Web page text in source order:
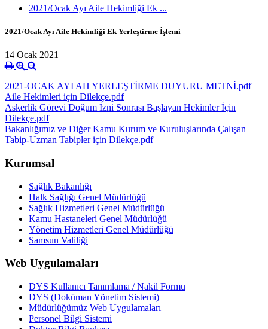
2021/Ocak Ayı Aile Hekimliği Ek ...
2021/Ocak Ayı Aile Hekimliği Ek Yerleştirme İşlemi
14 Ocak 2021
2021-OCAK AYI AH YERLEŞTİRME DUYURU METNİ.pdf
Aile Hekimleri için Dilekçe.pdf
Askerlik Görevi Doğum İzni Sonrası Başlayan Hekimler İçin
Dilekçe.pdf
Bakanlığımız ve Diğer Kamu Kurum ve Kuruluşlarında Çalışan
Tabip-Uzman Tabipler için Dilekçe.pdf
Kurumsal
Sağlık Bakanlığı
Halk Sağlığı Genel Müdürlüğü
Sağlık Hizmetleri Genel Müdürlüğü
Kamu Hastaneleri Genel Müdürlüğü
Yönetim Hizmetleri Genel Müdürlüğü
Samsun Valiliği
Web Uygulamaları
DYS Kullanıcı Tanımlama / Nakil Formu
DYS (Doküman Yönetim Sistemi)
Müdürlüğümüz Web Uygulamaları
Personel Bilgi Sistemi